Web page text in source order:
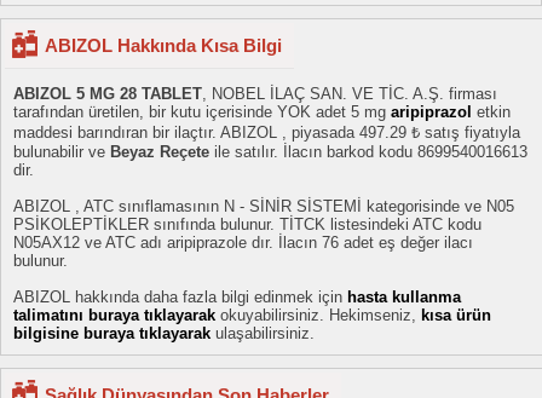
ABIZOL Hakkında Kısa Bilgi
ABIZOL 5 MG 28 TABLET , NOBEL İLAÇ SAN. VE TİC. A.Ş. firması
tarafından üretilen, bir kutu içerisinde YOK adet 5 mg aripiprazol etkin
maddesi barındıran bir ilaçtır. ABIZOL , piyasada 497.29 ₺ satış fiyatıyla
bulunabilir ve Beyaz Reçete ile satılır. İlacın barkod kodu 8699540016613
dir.
ABIZOL , ATC sınıflamasının N - SİNİR SİSTEMİ kategorisinde ve N05
PSİKOLEPTİKLER sınıfında bulunur. TİTCK listesindeki ATC kodu
N05AX12 ve ATC adı aripiprazole dır. İlacın 76 adet eş değer ilacı
bulunur.
ABIZOL hakkında daha fazla bilgi edinmek için hasta kullanma
talimatını buraya tıklayarak okuyabilirsiniz. Hekimseniz,
kısa ürün
bilgisine buraya tıklayarak ulaşabilirsiniz.